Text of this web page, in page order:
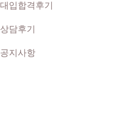
대입합격후기
상담후기
공지사항